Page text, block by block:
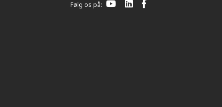
Følg os på: